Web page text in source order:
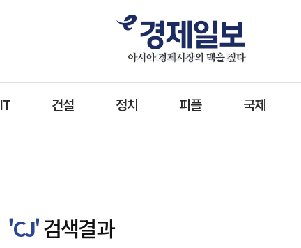
IT 건설 정치 피플 국제
'CJ'검색결과